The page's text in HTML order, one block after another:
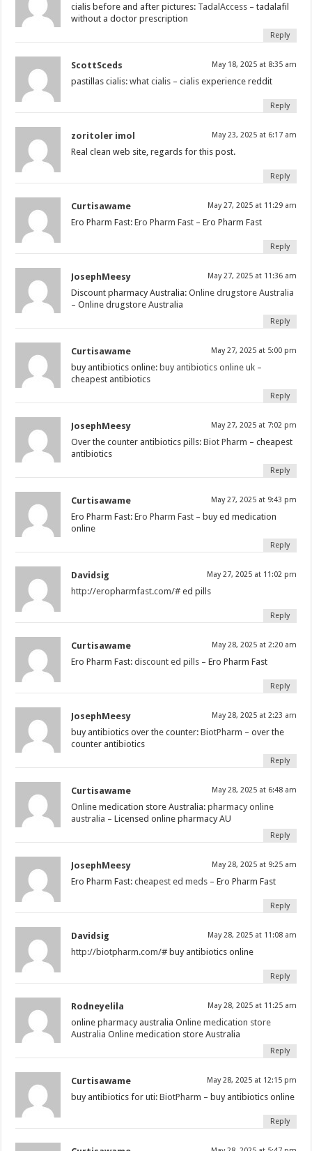
cialis before and after pictures: TadalAccess – tadalafil
without a doctor prescription
Reply
ScottSceds May 18, 2025 at 8:35 am
pastillas cialis:what cialis – cialis experience reddit
Reply
zoritoler imol May 23, 2025 at 6:17 am
Real clean web site, regards for this post.
Reply
Curtisawame May 27, 2025 at 11:29 am
Ero Pharm Fast:Ero Pharm Fast – Ero Pharm Fast
Reply
JosephMeesy May 27, 2025 at 11:36 am
Discount pharmacy Australia:Online drugstore Australia
– Online drugstore Australia
Reply
Curtisawame May 27, 2025 at 5:00 pm
buy antibiotics online: buy antibiotics online uk –
cheapest antibiotics
Reply
JosephMeesy May 27, 2025 at 7:02 pm
Over the counter antibiotics pills:Biot Pharm – cheapest
antibiotics
Reply
Curtisawame May 27, 2025 at 9:43 pm
Ero Pharm Fast:Ero Pharm Fast – buy ed medication
online
Reply
Davidsig May 27, 2025 at 11:02 pm
http://eropharmfast.com/# ed pills
Reply
Curtisawame May 28, 2025 at 2:20 am
Ero Pharm Fast:discount ed pills – Ero Pharm Fast
Reply
JosephMeesy May 28, 2025 at 2:23 am
buy antibiotics over the counter:BiotPharm – over the
counter antibiotics
Reply
Curtisawame May 28, 2025 at 6:48 am
Online medication store Australia:pharmacy online
australia – Licensed online pharmacy AU
Reply
JosephMeesy May 28, 2025 at 9:25 am
Ero Pharm Fast:cheapest ed meds – Ero Pharm Fast
Reply
Davidsig May 28, 2025 at 11:08 am
http://biotpharm.com/# buy antibiotics online
Reply
Rodneyelila May 28, 2025 at 11:25 am
online pharmacy australiaOnline medication store
Australia Online medication store Australia
Reply
Curtisawame May 28, 2025 at 12:15 pm
buy antibiotics for uti:BiotPharm – buy antibiotics online
Reply